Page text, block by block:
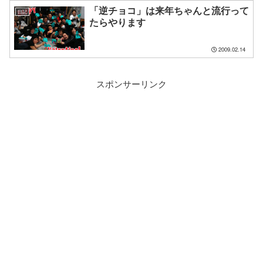
日記
「逆チョコ」は来年ちゃんと流行って
たらやります
2009.02.14
スポンサーリンク